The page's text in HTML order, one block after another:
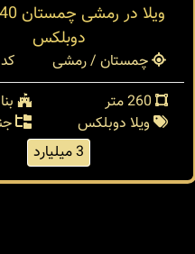
دوبلکس
چمستان / رمشی
کد:
بنا 140 متر
ویلا دوبلکس
3 میلیارد